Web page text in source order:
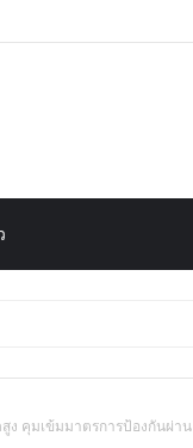
ง คุมเข้มมาตรการป้องกันผ่าน